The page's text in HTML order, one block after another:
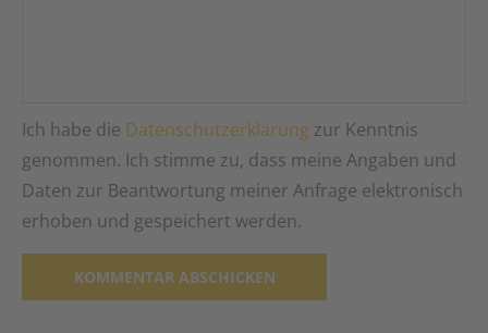
Ich habe die Datenschutzerklärung zur Kenntnis
genommen. Ich stimme zu, dass meine Angaben und
Daten zur Beantwortung meiner Anfrage elektronisch
erhoben und gespeichert werden.